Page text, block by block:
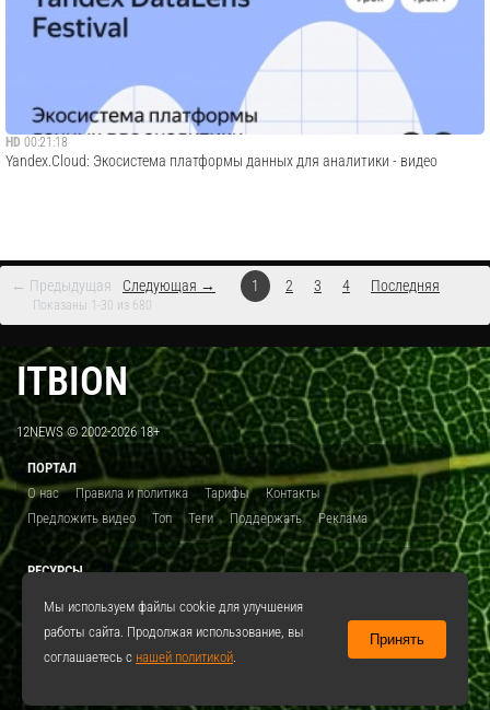
HD 00:21:18
Yandex.Cloud: Экосистема платформы данных для аналитики - видео
← Предыдущая Следующая → 1 2 3 4 Последняя
Показаны 1-30 из 680
ITBION
12NEWS © 2002-2026 18+
ПОРТАЛ
О нас
Правила и политика Тарифы
Контакты
Предложить видео
Топ Теги Поддержать Реклама
РЕСУРСЫ
Мы используем файлы cookie для улучшения
работы сайта. Продолжая использование, вы
соглашаетесь с нашей политикой.
Принять